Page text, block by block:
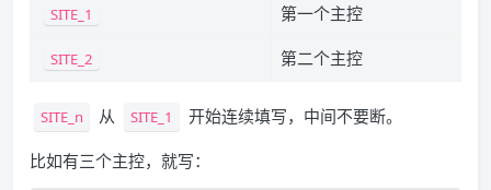
SITE_1 第一个主控
SITE_2 第二个主控
SITE_n 从 SITE_1 开始连续填写，中间不要断。
比如有三个主控，就写：